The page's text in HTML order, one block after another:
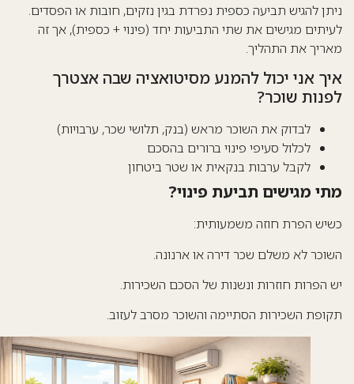
להגיש תביעה כספית נפרדת בגין נזקים, חובות או הפסדים.
מגישים את שתי התביעות יחד (פינוי + כספית), אך זה
את התהליך.
אני יכול להמנע מסיטואציה שבה אצטרך
שוכר?
לבדוק את השוכר מראש (בנק, תלושי שכר, ערבויות)
לכלול סעיפי פינוי ברורים בהסכם
לקבל ערבות בנקאית או שטר ביטחון
מגישים תביעת פינוי?
הפרת חוזה משמעותית:
לא משלם שכר דירה או ארנונה.
הפרות חוזרות ונשנות של הסכם השכירות.
השכירות הסתיימה והשוכר מסרב לעזוב.